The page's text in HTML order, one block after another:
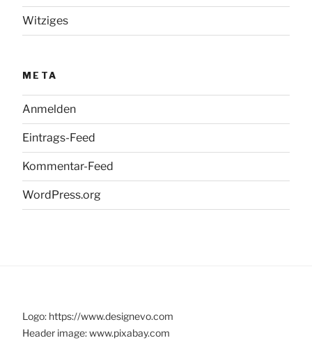
Witziges
META
Anmelden
Eintrags-Feed
Kommentar-Feed
WordPress.org
Logo: https://www.designevo.com
Header image: www.pixabay.com